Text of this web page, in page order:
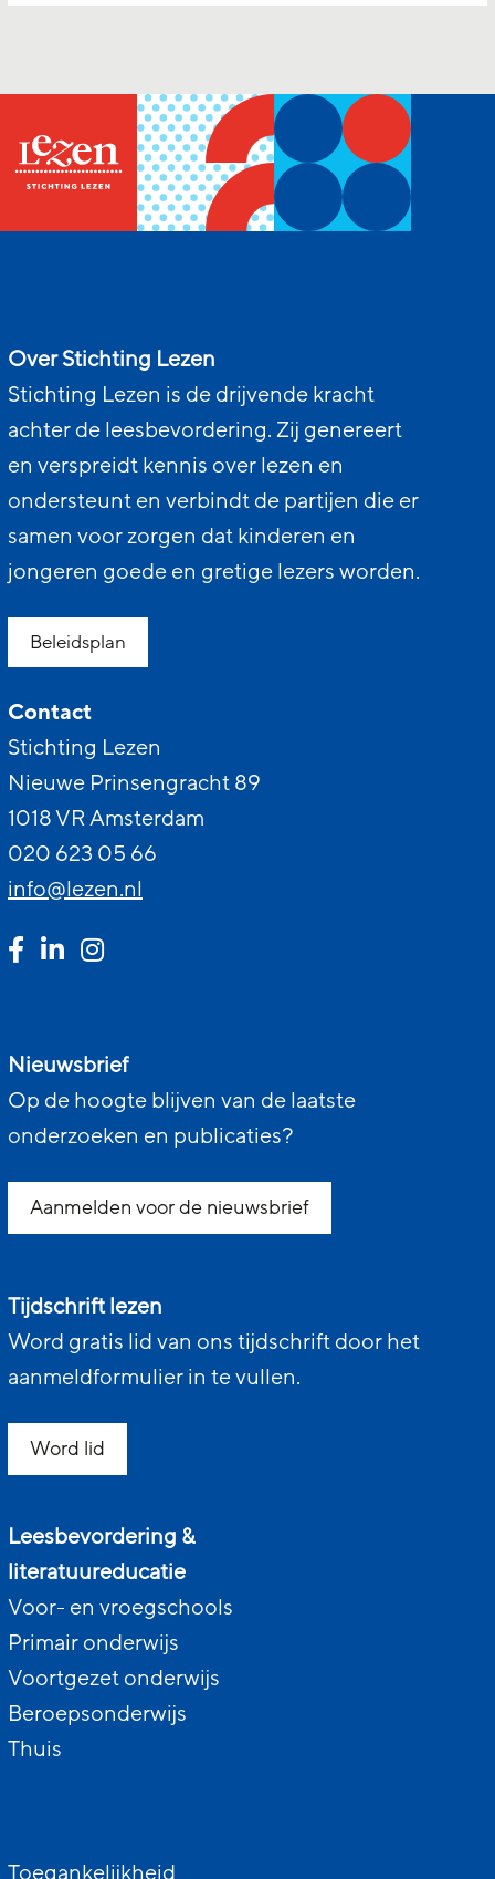
Over Stichting Lezen
Stichting Lezen is de drijvende kracht
achter de leesbevordering. Zij genereert
en verspreidt kennis over lezen en
ondersteunt en verbindt de partijen die er
samen voor zorgen dat kinderen en
jongeren goede en gretige lezers worden.
Beleidsplan
Contact
Stichting Lezen
Nieuwe Prinsengracht 89
1018 VR Amsterdam
020 623 05 66
info@lezen.nl
Nieuwsbrief
Op de hoogte blijven van de laatste
onderzoeken en publicaties?
Aanmelden voor de nieuwsbrief
Tijdschrift lezen
Word gratis lid van ons tijdschrift door het
aanmeldformulier in te vullen.
Word lid
Leesbevordering &
literatuureducatie
Voor- en vroegschools
Primair onderwijs
Voortgezet onderwijs
Beroepsonderwijs
Thuis